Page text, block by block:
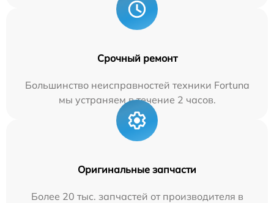
Срочный ремонт
Большинство неисправностей техники Fortuna
мы устраняем в течение 2 часов.
Оригинальные запчасти
Более 20 тыс. запчастей от производителя в